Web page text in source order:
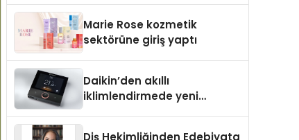
Aldı
Marie Rose kozmetik
sektörüne giriş yaptı
Daikin’den akıllı
iklimlendirmede yeni
Diş Hekimliğinden Edebiyata